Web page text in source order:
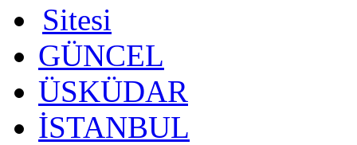
GÜNCEL
ÜSKÜDAR
İSTANBUL